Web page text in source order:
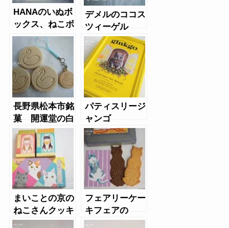
HANAのいぬボ
ックス、ねこボ
ックスクッキー
デメルのココス
ツィーゲル
長野県松本市銘
菓 開運堂の白
鳥の湖
パティスリージ
ャンゴ
（Patisserie
ginkgo）のク
ッキー缶
まいことの京の
ねこさんクッキ
ー、柴犬クッキ
フェアリーケー
キフェアの
Letter BOX cat